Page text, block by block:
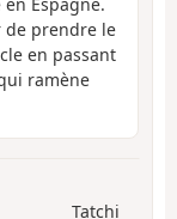
de prendre le
en passant
ramène
Tatchi